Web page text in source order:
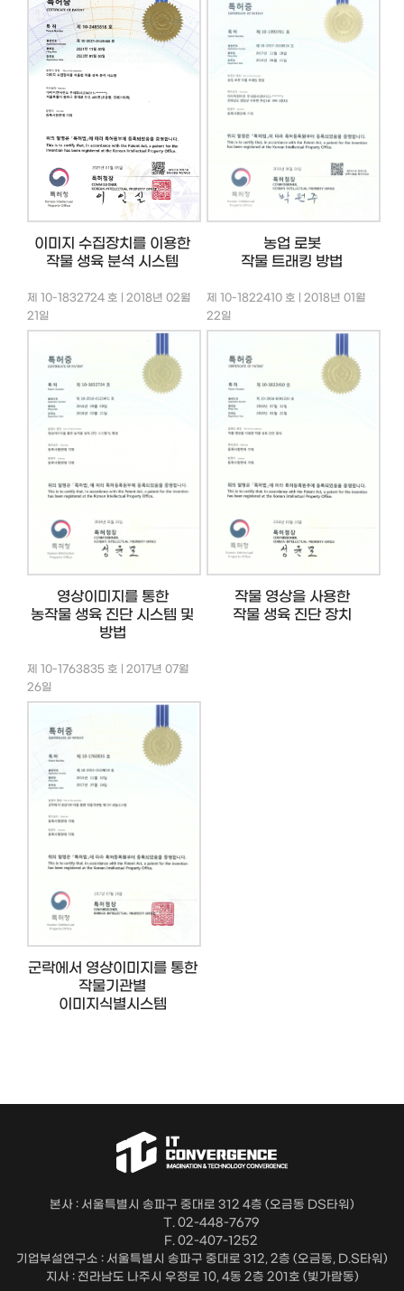
이미지 수집장치를 이용한
작물 생육 분석 시스템
농업 로봇
작물 트래킹 방법
제 10-1832724 호 | 2018년 02월
21일
영상이미지를 통한
농작물 생육 진단 시스템 및
방법
제 10-1822410 호 | 2018년 01월
22일
작물 영상을 사용한
작물 생육 진단 장치
제 10-1763835 호 | 2017년 07월
26일
군락에서 영상이미지를 통한
작물기관별
이미지식별시스템
본사 : 서울특별시 송파구 중대로 312 4층 (오금동 DS타워)
T. 02-448-7679
F. 02-407-1252
기업부설연구소 : 서울특별시 송파구 중대로 312, 2층 (오금동, D.S타워)
지사 : 전라남도 나주시 우정로 10, 4동 2층 201호 (빛가람동)